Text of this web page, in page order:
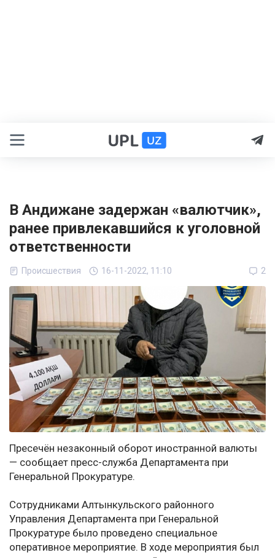
В Андижане задержан «валютчик»,
ранее привлекавшийся к уголовной
ответственности
Происшествия 16-11-2022, 11:10 2
Пресечён незаконный оборот иностранной валюты
— сообщает пресс-служба Департамента при
Генеральной Прокуратуре.
Сотрудниками Алтынкульского районного
Управления Департамента при Генеральной
Прокуратуре было проведено специальное
оперативное мероприятие. В ходе мероприятия был